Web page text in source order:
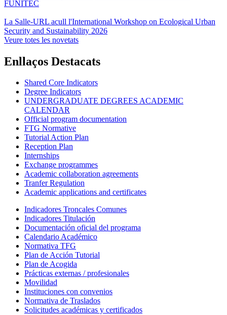
FUNITEC
La Salle-URL acull l'International Workshop on Ecological Urban
Security and Sustainability 2026
Veure totes les novetats
Enllaços Destacats
Shared Core Indicators
Degree Indicators
UNDERGRADUATE DEGREES ACADEMIC
CALENDAR
Official program documentation
FTG Normative
Tutorial Action Plan
Reception Plan
Internships
Exchange programmes
Academic collaboration agreements
Tranfer Regulation
Academic applications and certificates
Indicadores Troncales Comunes
Indicadores Titulación
Documentación oficial del programa
Calendario Académico
Normativa TFG
Plan de Acción Tutorial
Plan de Acogida
Prácticas externas / profesionales
Movilidad
Instituciones con convenios
Normativa de Traslados
Solicitudes académicas y certificados